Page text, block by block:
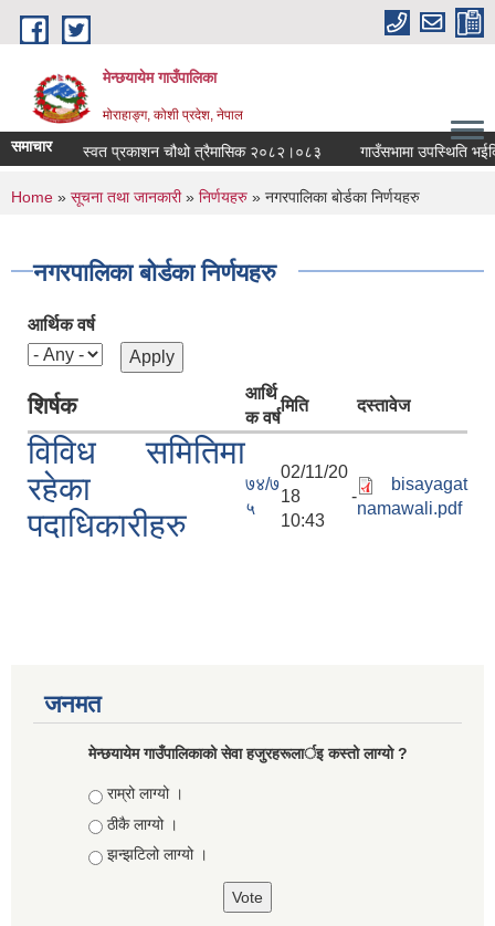
Skip to main content
मेन्छयायेम गाउँपालिका
मोराहाङ्ग, कोशी प्रदेश, नेपाल
समाचार स्वत प्रकाशन चौथो त्रैमासिक २०८२।०८३ गाउँसभामा उपस्थिति
You are here
Home » सूचना तथा जानकारी» निर्णयहरु » नगरपालिका बोर्डका निर्णयहरु
नगरपालिका बोर्डका निर्णयहरु
आर्थिक वर्ष
शिर्षक
आर्थि
क वर्ष
मिति दस्तावेज
विविध समितिमा
रहेका
पदाधिकारीहरु
७४/७
५
02/11/20
18 -
10:43
bisayagat
namawali.pdf
जनमत
मेन्छयायेम गाउँपालिकाको सेवा हजुरहरूलार्इ कस्तो लाग्यो ?
Choices
राम्रो लाग्यो ।
ठीकै लाग्यो ।
झन्झटिलो लाग्यो ।